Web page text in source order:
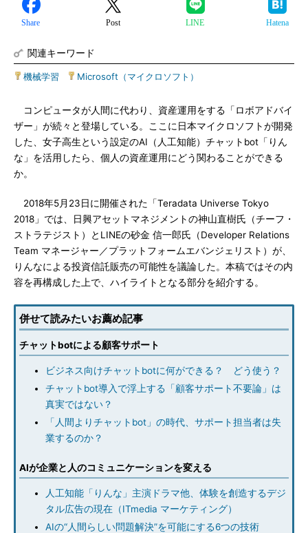
Share Post LINE Hatena
関連キーワード
機械学習 Microsoft（マイクロソフト）
コンピュータが人間に代わり、資産運用をする「ロボアドバイ
ザー」が続々と登場している。ここに日本マイクロソフトが開発
した、女子高生という設定のAI（人工知能）チャットbot「りん
な」を活用したら、個人の資産運用にどう関わることができる
か。
2018年5月23日に開催された「Teradata Universe Tokyo
2018」では、日興アセットマネジメントの神山直樹氏（チーフ・
ストラテジスト）とLINEの砂金 信一郎氏（Developer Relations
Team マネージャー／プラットフォームエバンジェリスト）が、
りんなによる投資信託販売の可能性を議論した。本稿ではその内
容を再構成した上で、ハイライトとなる部分を紹介する。
併せて読みたいお薦め記事
チャットbotによる顧客サポート
ビジネス向けチャットbotに何ができる？ どう使う？
チャットbot導入で浮上する「顧客サポート不要論」は
真実ではない？
「人間よりチャットbot」の時代、サポート担当者は失
業するのか？
AIが企業と人のコミュニケーションを変える
人工知能「りんな」主演ドラマ他、体験を創造するデジ
タル広告の現在（ITmedia マーケティング）
AIの“人間らしい問題解決”を可能にする6つの技術